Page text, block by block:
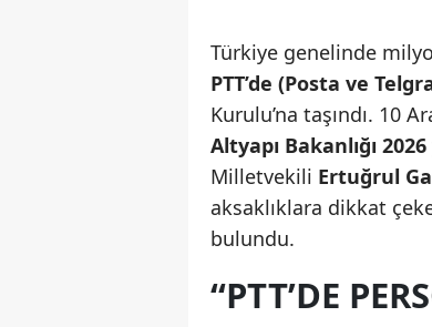
Türkiye genelinde
PTT’de (Posta ve
Kurulu’na taşındı. 10
Altyapı Bakanlığı
Milletvekili Ertuğrul
aksaklıklara dikkat
bulundu.
“PTT’DE